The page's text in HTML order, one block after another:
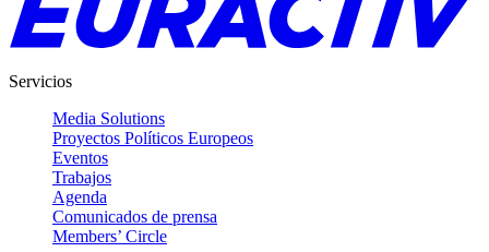
Servicios
Media Solutions
Proyectos Políticos Europeos
Eventos
Trabajos
Agenda
Comunicados de prensa
Members’ Circle